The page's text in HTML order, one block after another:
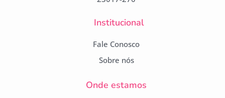
Institucional
Fale Conosco
Sobre nós
Onde estamos